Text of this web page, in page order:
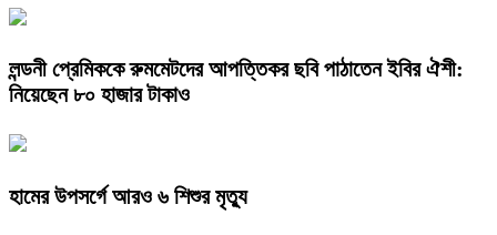
লন্ডনী প্রেমিককে রুমমেটদের আপত্তিকর ছবি পাঠাতেন ইবির ঐশী:
নিয়েছেন ৮০ হাজার টাকাও
হামের উপসর্গে আরও ৬ শিশুর মৃত্যু